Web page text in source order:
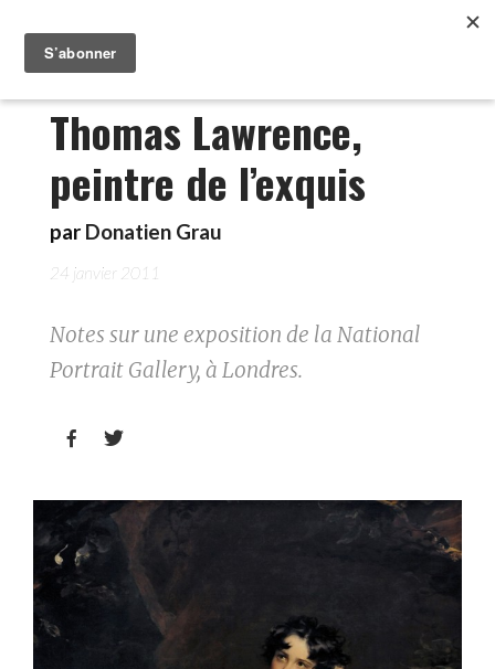
Thomas Lawrence,
peintre de l’exquis
par Donatien Grau
24 janvier 2011
Notes sur une exposition de la National
Portrait Gallery, à Londres.
 